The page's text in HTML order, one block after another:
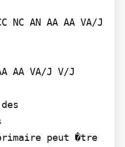
NC AN AA AA VA/J
AA VA/J V/J
peut �tre